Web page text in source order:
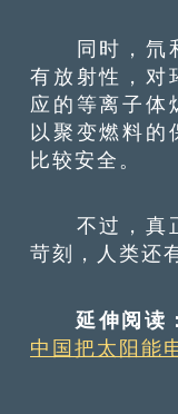
同时，氘和
有放射性，对
应的等离子体
以聚变燃料的
比较安全。
不过，真正
苛刻，人类还
延伸阅读：
中国把太阳能